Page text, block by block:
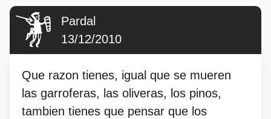
Pardal
13/12/2010
Que razon tienes, igual que se mueren
las garroferas, las oliveras, los pinos,
tambien tienes que pensar que los